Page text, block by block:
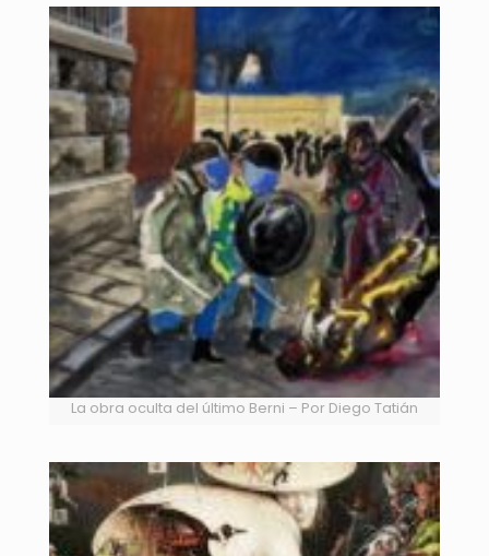
La obra oculta del último Berni – Por Diego Tatián